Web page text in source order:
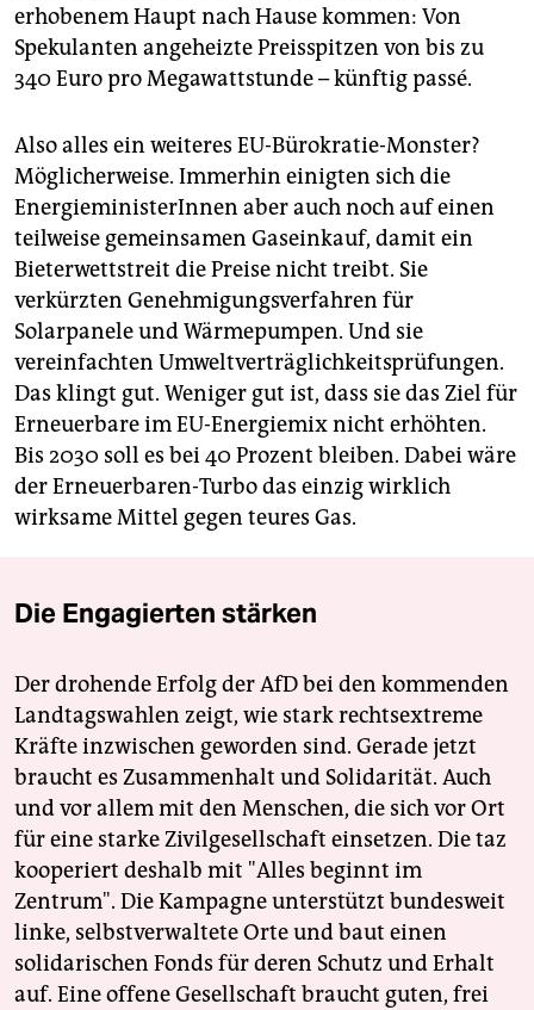
erhobenem Haupt nach Hause kommen: Von
Spekulanten angeheizte Preisspitzen von bis zu
340 Euro pro Megawattstunde – künftig passé.
Also alles ein weiteres EU-Bürokratie-Monster?
Möglicherweise. Immerhin einigten sich die
EnergieministerInnen aber auch noch auf einen
teilweise gemeinsamen Gaseinkauf, damit ein
Bieterwettstreit die Preise nicht treibt. Sie
verkürzten Genehmigungsverfahren für
Solarpanele und Wärmepumpen. Und sie
vereinfachten Umweltverträglichkeitsprüfungen.
Das klingt gut. Weniger gut ist, dass sie das Ziel für
Erneuerbare im EU-Energiemix nicht erhöhten.
Bis 2030 soll es bei 40 Prozent bleiben. Dabei wäre
der Erneuerbaren-Turbo das einzig wirklich
wirksame Mittel gegen teures Gas.
Die Engagierten stärken
Der drohende Erfolg der AfD bei den kommenden
Landtagswahlen zeigt, wie stark rechtsextreme
Kräfte inzwischen geworden sind. Gerade jetzt
braucht es Zusammenhalt und Solidarität. Auch
und vor allem mit den Menschen, die sich vor Ort
für eine starke Zivilgesellschaft einsetzen. Die taz
kooperiert deshalb mit "Alles beginnt im
Zentrum". Die Kampagne unterstützt bundesweit
linke, selbstverwaltete Orte und baut einen
solidarischen Fonds für deren Schutz und Erhalt
auf. Eine offene Gesellschaft braucht guten, frei